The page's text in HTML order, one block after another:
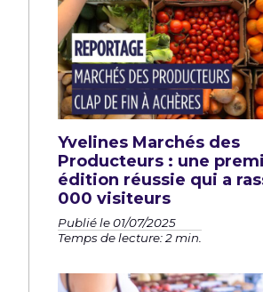
Yvelines Marchés des
Producteurs : une
édition réussie qui a
000 visiteurs
Publié le 01/07/2025
Temps de lecture: 2 min.